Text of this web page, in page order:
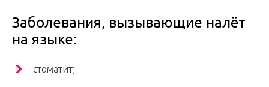
Заболевания, вызывающие налёт
на языке:
стоматит;